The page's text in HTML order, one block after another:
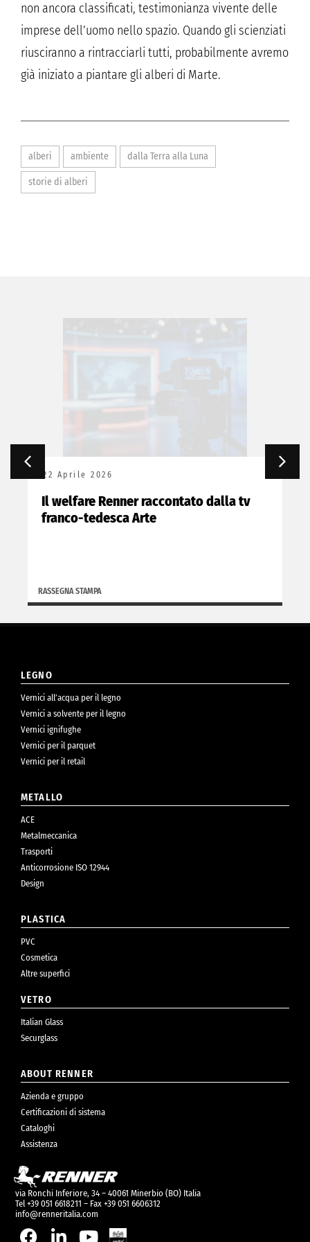
non ancora classificati, testimonianza vivente delle
imprese dell’uomo nello spazio. Quando gli scienziati
riusciranno a rintracciarli tutti, probabilmente avremo
già iniziato a piantare gli alberi di Marte.
alberi ambiente dalla Terra alla Luna
storie di alberi
22 Aprile 2026
Il welfare Renner raccontato dalla tv
franco-tedesca Arte
RASSEGNA STAMPA
LEGNO
Vernici all’acqua per il legno
Vernici a solvente per il legno
Vernici ignifughe
Vernici per il parquet
Vernici per il retail
METALLO
ACE
Metalmeccanica
Trasporti
Anticorrosione ISO 12944
Design
PLASTICA
PVC
Cosmetica
Altre superfici
VETRO
Italian Glass
Securglass
ABOUT RENNER
Azienda e gruppo
Certificazioni di sistema
Cataloghi
Assistenza
via Ronchi Inferiore, 34 – 40061 Minerbio (BO) Italia
Tel +39 051 6618211 – Fax +39 051 6606312
info@renneritalia.com